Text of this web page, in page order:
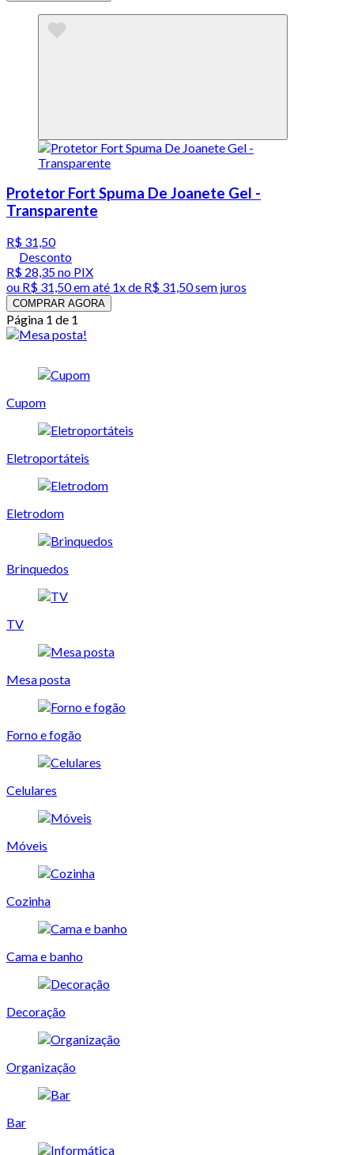
Protetor Fort Spuma De Joanete Gel -
Transparente
R$ 31,50
Desconto
R$ 28,35no PIX
ou R$ 31,50em até 1x de R$ 31,50sem juros
COMPRAR AGORA
Página 1 de 1
Cupom
Eletroportáteis
Eletrodom
Brinquedos
TV
Mesa posta
Forno e fogão
Celulares
Móveis
Cozinha
Cama e banho
Decoração
Organização
Bar